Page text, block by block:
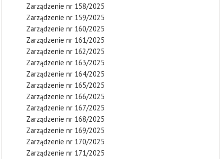
Zarządzenie nr 158/2025
Zarządzenie nr 159/2025
Zarządzenie nr 160/2025
Zarządzenie nr 161/2025
Zarządzenie nr 162/2025
Zarządzenie nr 163/2025
Zarządzenie nr 164/2025
Zarządzenie nr 165/2025
Zarządzenie nr 166/2025
Zarządzenie nr 167/2025
Zarządzenie nr 168/2025
Zarządzenie nr 169/2025
Zarządzenie nr 170/2025
Zarządzenie nr 171/2025